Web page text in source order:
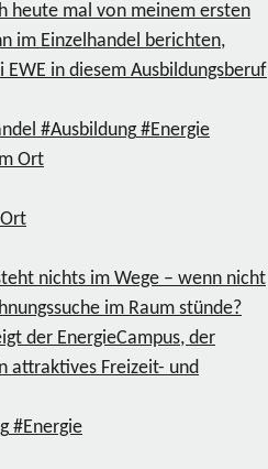
heute mal von meinem ersten
im Einzelhandel berichten,
in diesem Ausbildungsberuf
#Ausbildung #Energie
nichts im Wege – wenn nicht
im Raum stünde?
der EnergieCampus, der
attraktives Freizeit- und
#Energie